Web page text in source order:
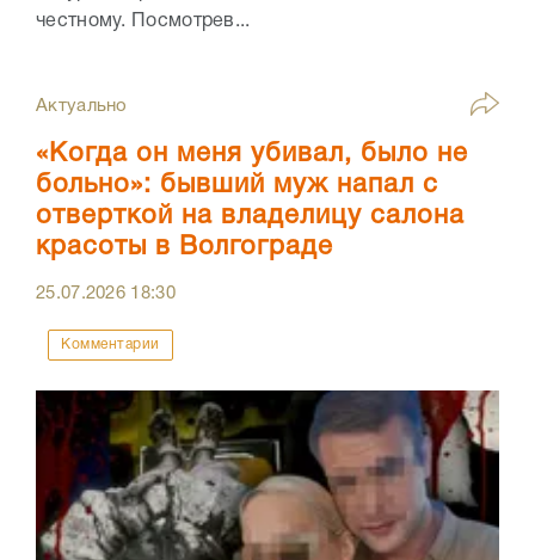
честному. Посмотрев...
Актуально
«Когда он меня убивал, было не
больно»: бывший муж напал с
отверткой на владелицу салона
красоты в Волгограде
25.07.2026 18:30
Комментарии